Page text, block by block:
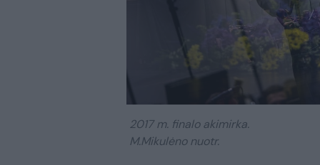
2017 m. finalo akimirka.
M.Mikulėno nuotr.